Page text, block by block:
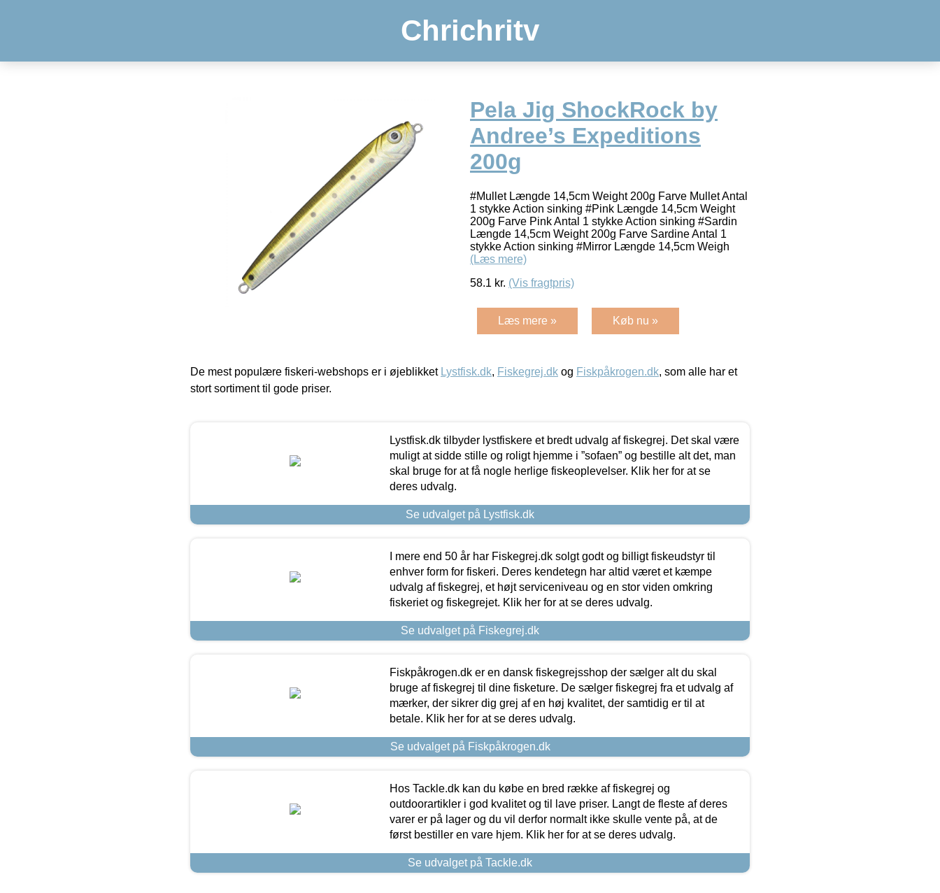
Chrichritv
Pela Jig ShockRock by
Andree’s Expeditions
200g
#Mullet Længde 14,5cm Weight 200g Farve Mullet Antal
1 stykke Action sinking #Pink Længde 14,5cm Weight
200g Farve Pink Antal 1 stykke Action sinking #Sardin
Længde 14,5cm Weight 200g Farve Sardine Antal 1
stykke Action sinking #Mirror Længde 14,5cm Weigh
(Læs mere)
58.1 kr. (Vis fragtpris)
Læs mere » Køb nu »
De mest populære fiskeri-webshops er i øjeblikket Lystfisk.dk, Fiskegrej.dk og Fiskpåkrogen.dk, som alle har et
stort sortiment til gode priser.
Lystfisk.dk tilbyder lystfiskere et bredt udvalg af fiskegrej. Det skal være
muligt at sidde stille og roligt hjemme i ”sofaen” og bestille alt det, man
skal bruge for at få nogle herlige fiskeoplevelser. Klik her for at se
deres udvalg.
Se udvalget på Lystfisk.dk
I mere end 50 år har Fiskegrej.dk solgt godt og billigt fiskeudstyr til
enhver form for fiskeri. Deres kendetegn har altid været et kæmpe
udvalg af fiskegrej, et højt serviceniveau og en stor viden omkring
fiskeriet og fiskegrejet. Klik her for at se deres udvalg.
Se udvalget på Fiskegrej.dk
Fiskpåkrogen.dk er en dansk fiskegrejsshop der sælger alt du skal
bruge af fiskegrej til dine fisketure. De sælger fiskegrej fra et udvalg af
mærker, der sikrer dig grej af en høj kvalitet, der samtidig er til at
betale. Klik her for at se deres udvalg.
Se udvalget på Fiskpåkrogen.dk
Hos Tackle.dk kan du købe en bred række af fiskegrej og
outdoorartikler i god kvalitet og til lave priser. Langt de fleste af deres
varer er på lager og du vil derfor normalt ikke skulle vente på, at de
først bestiller en vare hjem. Klik her for at se deres udvalg.
Se udvalget på Tackle.dk